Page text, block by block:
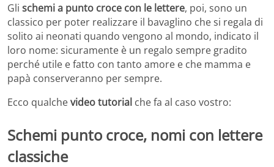
Gli schemi a punto croce con le lettere, poi, sono un
classico per poter realizzare il bavaglino che si regala di
solito ai neonati quando vengono al mondo, indicato il
loro nome: sicuramente è un regalo sempre gradito
perché utile e fatto con tanto amore e che mamma e
papà conserveranno per sempre.
Ecco qualchevideo tutorial che fa al caso vostro:
Schemi punto croce, nomi con lettere
classiche